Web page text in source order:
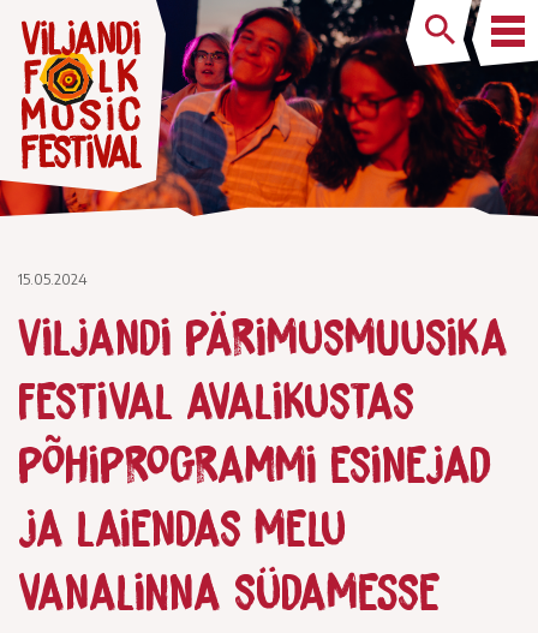
15.05.2024
Viljandi pärimusmuusika
festival avalikustas
põhiprogrammi esinejad
ja laiendas melu
vanalinna südamesse